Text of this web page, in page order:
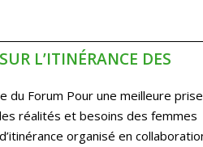
L’ITINÉRANCE DES
du Forum Pour une meilleure prise
réalités et besoins des femmes
organisé en